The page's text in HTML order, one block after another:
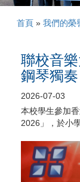
首頁» 我們的榮
聯校音
鋼琴獨
2026-07-03
本校學生參加
2026」，於小